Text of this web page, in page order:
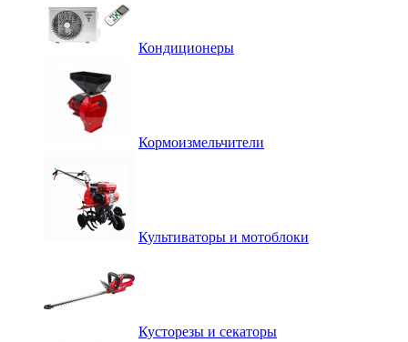
Кондиционеры
Кормоизмельчители
Культиваторы и мотоблоки
Кусторезы и секаторы